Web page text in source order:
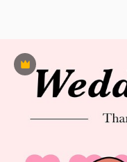
Premium